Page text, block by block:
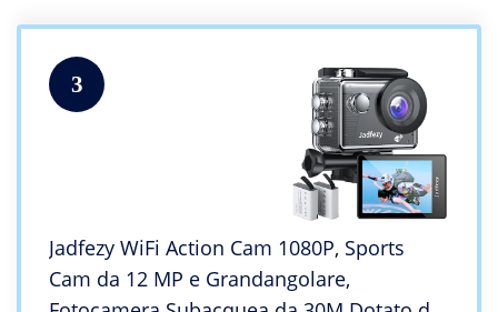
3
Jadfezy WiFi Action Cam 1080P, Sports
Cam da 12 MP e Grandangolare,